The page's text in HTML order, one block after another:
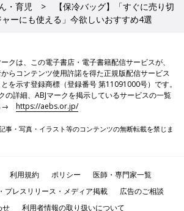
・育児
【保冷バッグ】「すぐに売り切
ーにも使える」今欲しいおすすめ4選
クは、この電子書店・電子書籍配信サービスが、
らコンテンツ使用許諾を得た正規版配信サービス
を示す登録商標（登録番号 第11091000号）です。
の詳細、ABJマークを掲示しているサービスの一覧
→https://aebs.or.jp/
事・写真・イラスト等のコンテンツの無断転載を禁じま
利用規約 ポリシー
医師・専門家一覧
プレスリリース・メディア掲載
広告のご相談
せ
利用者情報の取り扱いについて